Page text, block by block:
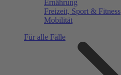
Ernährung
Freizeit, Sport & Fitness
Mobilität
Für alle Fälle